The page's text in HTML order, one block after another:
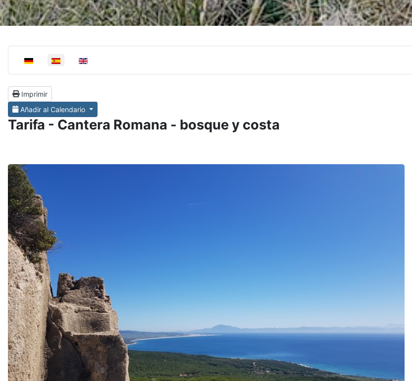
Select your language
Imprimir
Añadir al Calendario
Tarifa - Cantera Romana - bosque y costa